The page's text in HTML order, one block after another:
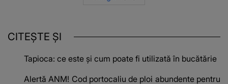
CITEȘTE ȘI
Tapioca: ce este și cum poate fi utilizată în bucătărie
Alertă ANM! Cod portocaliu de ploi abundente pentru